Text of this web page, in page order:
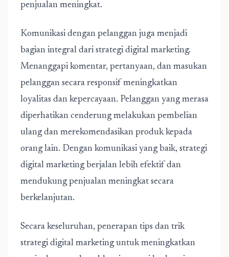
penjualan meningkat.
Komunikasi dengan pelanggan juga menjadi
bagian integral dari strategi digital marketing.
Menanggapi komentar, pertanyaan, dan masukan
pelanggan secara responsif meningkatkan
loyalitas dan kepercayaan. Pelanggan yang merasa
diperhatikan cenderung melakukan pembelian
ulang dan merekomendasikan produk kepada
orang lain. Dengan komunikasi yang baik, strategi
digital marketing berjalan lebih efektif dan
mendukung penjualan meningkat secara
berkelanjutan.
Secara keseluruhan, penerapan tips dan trik
strategi digital marketing untuk meningkatkan